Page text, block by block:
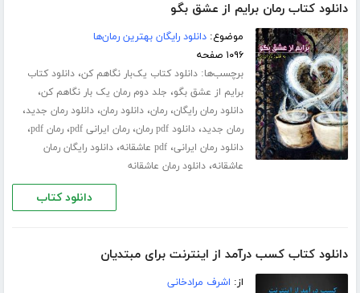
دانلود کتاب رمان برایم از عشق بگو
موضوع:دانلود رایگان بهترین رمان‌ها
۱۰۹۶ صفحه
برچسب‌ها:دانلود کتاب یک‌بار نگاهم کن،دانلود کتاب
برایم از عشق بگو، جلد دوم رمان یک بار نگاهم کن،
دانلود رمان رایگان،رمان،دانلود رمان،دانلود رمان جدید،
رمان جدید،دانلود pdf رمان ،رمان ایرانی pdf ،رمان pdf ،
دانلود رمان ایرانی،pdf عاشقانه ،دانلود رایگان رمان
عاشقانه،دانلود رمان عاشقانه
دانلود کتاب
دانلود کتاب کسب درآمد از اینترنت برای مبتدیان
از: اشرف مرادخانی